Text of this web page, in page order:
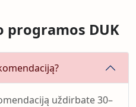
programos DUK
uždirbate 30–